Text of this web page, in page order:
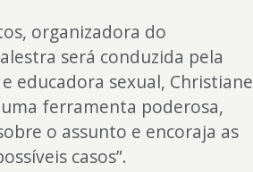
organizadora do
será conduzida pela
educadora sexual, Christiane
ferramenta poderosa,
o assunto e encoraja as
casos”.